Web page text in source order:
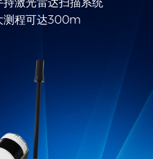
雷达扫描系统
达300m